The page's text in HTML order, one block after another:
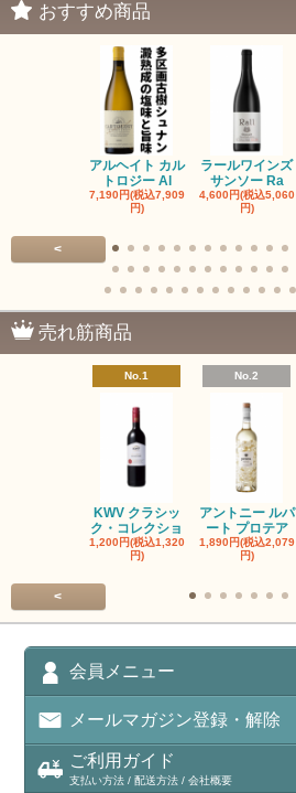
おすすめ商品
アルヘイト カル
トロジー Al
7,190円(税込7,909
円)
ラールワインズ
サンソー Ra
4,600円(税込5,060
円)
<
売れ筋商品
No.1
KWV クラシッ
ク・コレクショ
1,200円(税込1,320
円)
No.2
アントニー ルパ
ート プロテア
1,890円(税込2,079
円)
<
会員メニュー
メールマガジン登録・解除
ご利用ガイド
支払い方法 / 配送方法 / 会社概要